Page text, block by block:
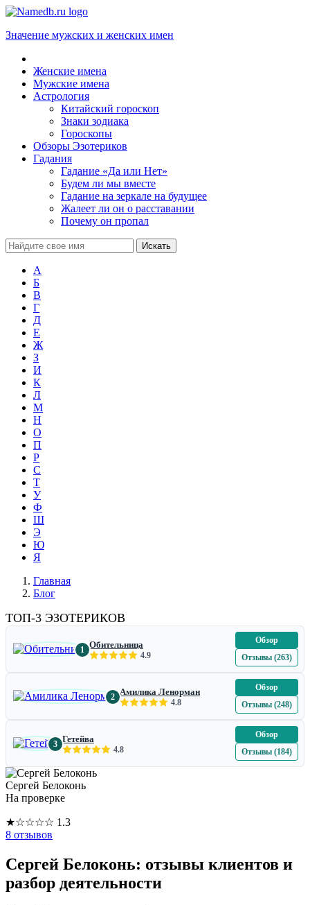
Значение мужских и женских имен
Женские имена
Мужские имена
Астрология
Китайский гороскоп
Знаки зодиака
Гороскопы
Обзоры Эзотериков
Гадания
Гадание «Да или Нет»
Будем ли мы вместе
Гадание на зеркале на будущее
Жалеет ли он о расставании
Почему он пропал
А
Б
В
Г
Д
Е
Ж
З
И
К
Л
М
Н
О
П
Р
С
Т
У
Ф
Ш
Э
Ю
Я
Главная
Блог
ТОП-3 ЭЗОТЕРИКОВ
1 Обительница
4.9
Обзор
Отзывы (263)
2 Амилика Ленорман
4.8
Обзор
Отзывы (248)
3 Гетейва
4.8
Обзор
Отзывы (184)
Сергей Белоконь
На проверке
★☆☆☆☆ 1.3
8 отзывов
Сергей Белоконь: отзывы клиентов и
разбор деятельности